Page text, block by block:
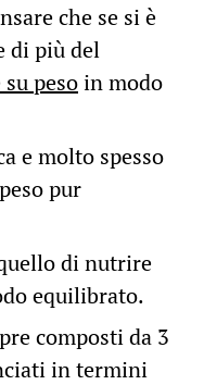
che se si è
di più del
pesoin modo
e molto spesso
pur
di nutrire
equilibrato.
composti da 3
in termini